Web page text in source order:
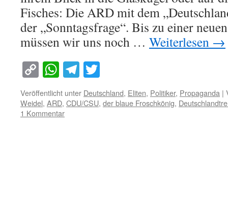
Fisches: Die ARD mit dem
der „Sonntagsfrage“. Bis zu einer
müssen wir uns noch … Weiterlesen →
Copy
Link
WhatsApp
Telegram
Veröffentlicht unter Deutschland, Eliten, Politiker, Propaganda |
Weidel, ARD, CDU/CSU, der blaue Froschkönig,
1 Kommentar